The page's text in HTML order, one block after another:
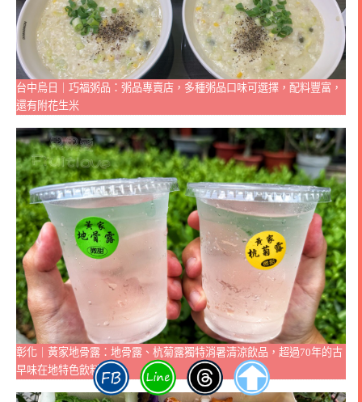
台中烏日｜巧福粥品：粥品專賣店，多種粥品口味可選擇，配料豐富，
還有附花生米
彰化｜黃家地骨露：地骨露、杭菊露獨特消暑清涼飲品，超過70年的古
早味在地特色飲料